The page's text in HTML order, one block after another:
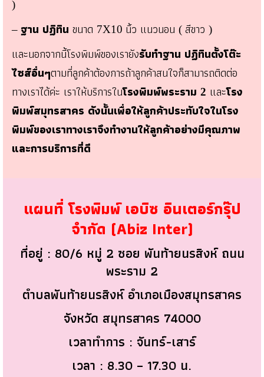
)
– ฐาน ปฏิทิน ขนาด 7X10 นิ้ว แนวนอน ( สีขาว )
และนอกจากนี้โรงพิมพ์ของเรายังรับทำฐาน ปฏิทินตั้งโต๊ะ
ไซส์อื่นๆตามที่ลูกค้าต้องการถ้าลูกค้าสนใจก็สามารถติดต่อ
ทางเราได้ค่ะ เราให้บริการในโรงพิมพ์พระราม 2 และโรง
พิมพ์สมุทรสาคร ดังนั้นเพื่อให้ลูกค้าประทับใจในโรง
พิมพ์ของเราทางเราจึงทำงานให้ลูกค้าอย่างมีคุณภาพ
และการบริการที่ดี
แผนที่ โรงพิมพ์ เอบิซ อินเตอร์กรุ๊ป
จำกัด (Abiz Inter)
ที่อยู่ : 80/6 หมู่ 2 ซอย พันท้ายนรสิงห์ ถนน
พระราม 2
ตำบลพันท้ายนรสิงห์ อำเภอเมืองสมุทรสาคร
จังหวัด สมุทรสาคร 74000
เวลาทำการ : จันทร์-เสาร์
เวลา : 8.30 – 17.30 น.